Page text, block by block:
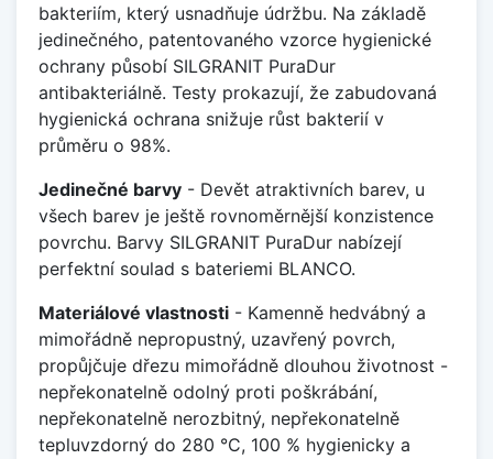
bakteriím, který usnadňuje údržbu. Na základě
jedinečného, patentovaného vzorce hygienické
ochrany působí SILGRANIT PuraDur
antibakteriálně. Testy prokazují, že zabudovaná
hygienická ochrana snižuje růst bakterií v
průměru o 98%.
Jedinečné barvy - Devět atraktivních barev, u
všech barev je ještě rovnoměrnější konzistence
povrchu. Barvy SILGRANIT PuraDur nabízejí
perfektní soulad s bateriemi BLANCO.
Materiálové vlastnosti - Kamenně hedvábný a
mimořádně nepropustný, uzavřený povrch,
propůjčuje dřezu mimořádně dlouhou životnost -
nepřekonatelně odolný proti poškrábání,
nepřekonatelně nerozbitný, nepřekonatelně
tepluvzdorný do 280 °C, 100 % hygienicky a